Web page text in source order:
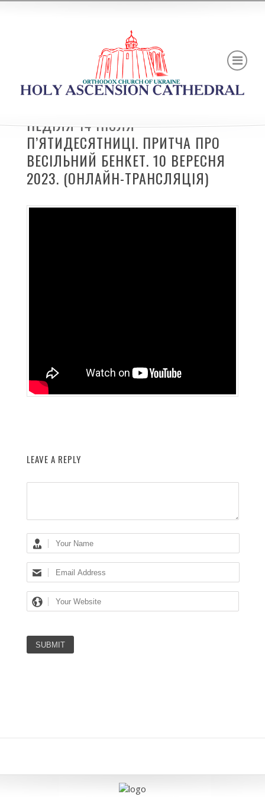
НЕДІЛЯ 14 ПІСЛЯ
П’ЯТИДЕСЯТНИЦІ. ПРИТЧА ПРО
ВЕСІЛЬНИЙ БЕНКЕТ. 10 ВЕРЕСНЯ
2023. (ОНЛАЙН-ТРАНСЛЯЦІЯ)
LEAVE A REPLY